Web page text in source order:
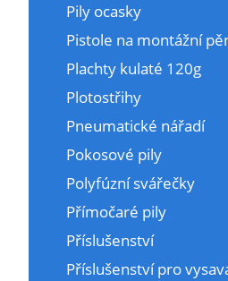
Pily ocasky
Pistole na montážní
Plachty kulaté 120g
Plotostřihy
Pneumatické nářadí
Pokosové pily
Polyfúzní svářečky
Přímočaré pily
Příslušenství
Příslušenství pro